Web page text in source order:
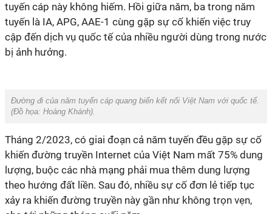
tuyến cáp này không hiếm. Hồi giữa năm, ba trong năm
tuyến là IA, APG, AAE-1 cùng gặp sự cố khiến việc truy
cập đến dịch vụ quốc tế của nhiều người dùng trong nước
bị ảnh hưởng.
Đường đi của năm tuyến cáp quang biển kết nối Việt Nam với quốc tế.
(Đồ họa: Hoàng Khánh).
Tháng 2/2023, có giai đoạn cả năm tuyến đều gặp sự cố
khiến đường truyền Internet của Việt Nam mất 75% dung
lượng, buộc các nhà mạng phải mua thêm dung lượng
theo hướng đất liền. Sau đó, nhiều sự cố đơn lẻ tiếp tục
xảy ra khiến đường truyền này gần như không trọn vẹn,